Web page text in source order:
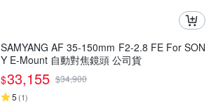
SAMYANG AF 35-150mm F2-2.8 FE For SON
Y E-Mount 自動對焦鏡頭 公司貨
$33,155 $34,900
5 (1)